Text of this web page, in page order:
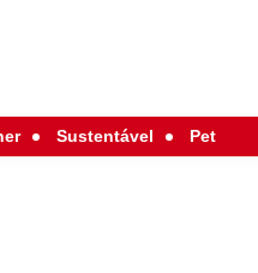
Sustentável Pet